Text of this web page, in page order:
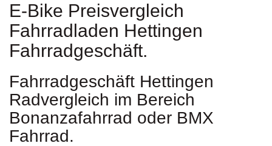
E-Bike Preisvergleich
Fahrradladen Hettingen
Fahrradgeschäft.
Fahrradgeschäft Hettingen
Radvergleich im Bereich
Bonanzafahrrad oder BMX
Fahrrad.